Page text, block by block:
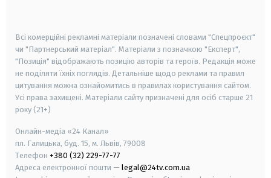
Всі комерційні рекламні матеріали позначені словами "Спецпроєкт"
чи "Партнерський матеріал". Матеріали з позначкою "Експерт",
"Позиція" відображають позицію авторів та героїв. Редакція може
не поділяти їхніх поглядів. Детальніше щодо реклами та правил
цитування можна ознайомитись в правилах користування сайтом.
Усі права захищені. Матеріали сайту призначені для осіб старше 21
року (21+)
Онлайн-медіа «24 Канал»
пл. Галицька, буд. 15, м. Львів, 79008
Телефон +380 (32) 229-77-77
Адреса електронної пошти — legal@24tv.com.ua